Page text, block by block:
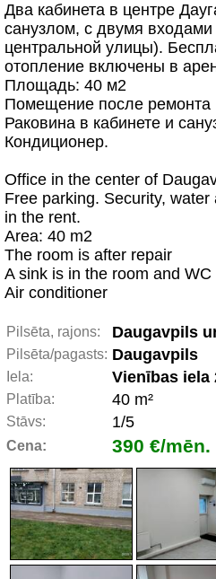
Два кабинета в центре
санузлом, с двумя
центральной улицы).
отопление включены в
Площадь: 40 м2
Помещение после ремонта
Раковина в кабинете и
Кондиционер.
Office in the center of
Free parking. Security,
in the rent.
Area: 40 m2
The room is after repair
A sink is in the room and WC
Air conditioner
Pilsēta, rajons: Daugavpils
Pilsēta/pagasts: Daugavpils
Iela: Vienības iela
Platība: 40 m²
Stāvs: 1/5
Cena: 390 €/mēn.